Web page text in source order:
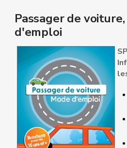
Passager de
d'emploi